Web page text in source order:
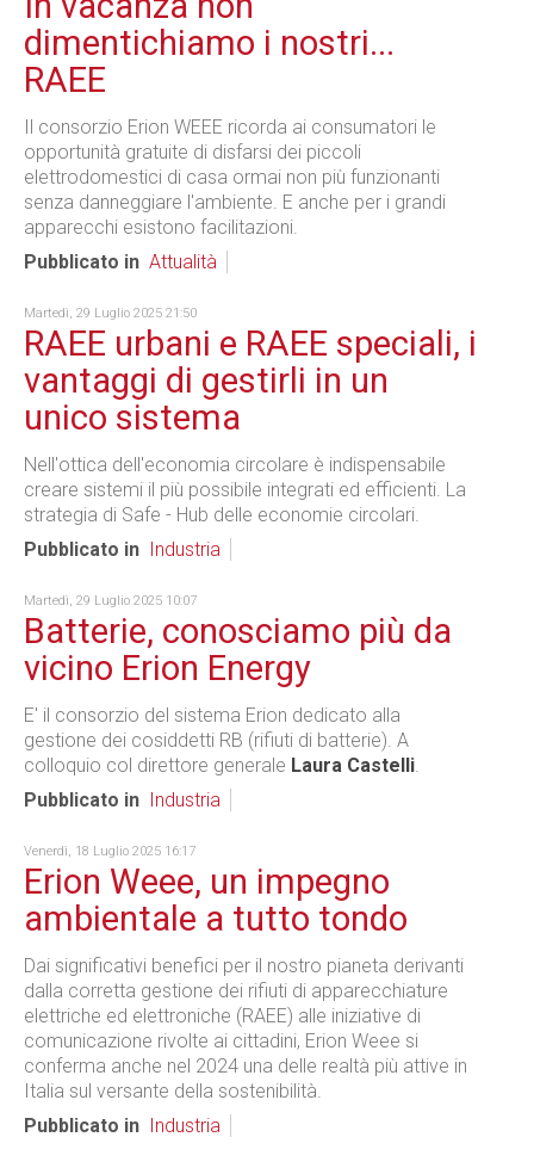
dimentichiamo i nostri...
RAEE
Il consorzio Erion WEEE ricorda ai consumatori le
opportunità gratuite di disfarsi dei piccoli
elettrodomestici di casa ormai non più funzionanti
senza danneggiare l'ambiente. E anche per i grandi
apparecchi esistono facilitazioni.
Pubblicato in Attualità
Martedì, 29 Luglio 2025 21:50
RAEE urbani e RAEE speciali, i
vantaggi di gestirli in un
unico sistema
Nell'ottica dell'economia circolare è indispensabile
creare sistemi il più possibile integrati ed efficienti. La
strategia di Safe - Hub delle economie circolari.
Pubblicato in
Industria
Martedì, 29 Luglio 2025 10:07
Batterie, conosciamo più da
vicino Erion Energy
E' il consorzio del sistema Erion dedicato alla
gestione dei cosiddetti RB (rifiuti di batterie). A
colloquio col direttore generale Laura Castelli.
Pubblicato in
Industria
Venerdì, 18 Luglio 2025 16:17
Erion Weee, un impegno
ambientale a tutto tondo
Dai significativi benefici per il nostro pianeta derivanti
dalla corretta gestione dei rifiuti di apparecchiature
elettriche ed elettroniche (RAEE) alle iniziative di
comunicazione rivolte ai cittadini, Erion Weee si
conferma anche nel 2024 una delle realtà più attive in
Italia sul versante della sostenibilità.
Pubblicato in
Industria